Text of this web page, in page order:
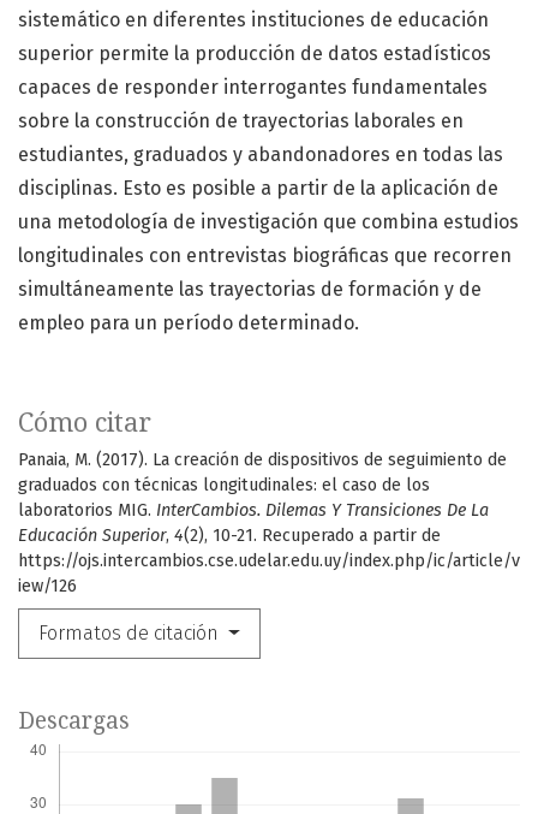
Cómo citar
Panaia, M. (2017). La creación de dispositivos de seguimiento de
graduados con técnicas longitudinales: el caso de los
laboratorios MIG. InterCambios. Dilemas Y Transiciones De La
Educación Superior, 4(2), 10-21. Recuperado a partir de
https://ojs.intercambios.cse.udelar.edu.uy/index.php/ic/article/v
iew/126
Formatos de citación
sistemático en diferentes instituciones de educación
superior permite la producción de datos estadísticos
capaces de responder interrogantes fundamentales
sobre la construcción de trayectorias laborales en
estudiantes, graduados y abandonadores en todas las
disciplinas. Esto es posible a partir de la aplicación de
una metodología de investigación que combina estudios
longitudinales con entrevistas biográficas que recorren
simultáneamente las trayectorias de formación y de
empleo para un período determinado.
Descargas